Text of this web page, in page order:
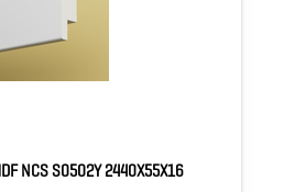
NCS S0502Y 2440X55X16